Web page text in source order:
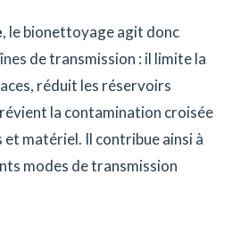
, le bionettoyage agit donc
de transmission : il limite la
réduit les réservoirs
la contamination croisée
et matériel. Il contribue ainsi à
modes de transmission